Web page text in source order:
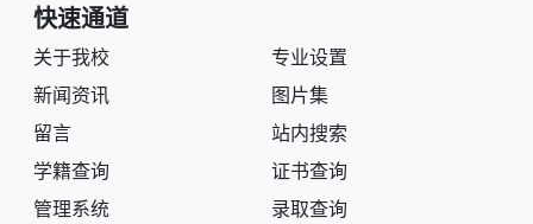
快速通道
关于我校
专业设置
新闻资讯
图片集
留言
站内搜索
学籍查询
证书查询
管理系统
录取查询